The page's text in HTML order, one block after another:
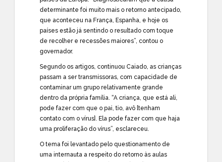
determinante foi muito mais o retorno antecipado,
que aconteceu na França, Espanha, e hoje os
países estão já sentindo o resultado com toque
de recolher e recessões maiores”, contou o
governador.
Segundo os artigos, continuou Caiado, as crianças
passam a ser transmissoras, com capacidade de
contaminar um grupo relativamente grande
dentro da própria família. “A criança, que está ali,
pode fazer com que o pai, tio, avô [tenham
contato com o vírus]. Ela pode fazer com que haja
uma proliferação do vírus”, esclareceu.
O tema foi levantado pelo questionamento de
uma internauta a respeito do retorno às aulas